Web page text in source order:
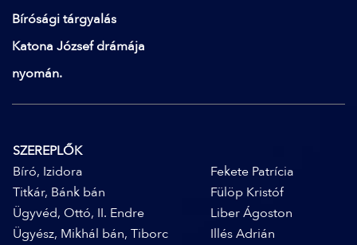
Bírósági tárgyalás
Katona József drámája
nyomán.
SZEREPLŐK
Bíró, Izidora
Fekete Patrícia
Titkár, Bánk bán
Fülöp Kristóf
Ügyvéd, Ottó, II. Endre
Liber Ágoston
Ügyész, Mikhál bán, Tiborc
Illés Adrián